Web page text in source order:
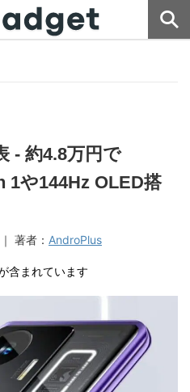
- 約4.8万円で
1や144Hz OLED搭
｜ 著者： AndroPlus
含まれています